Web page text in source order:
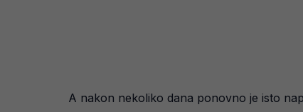
A nakon nekoliko dana ponovno je isto